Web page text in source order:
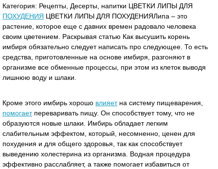
Категория: Рецепты, Десерты, напитки ЦВЕТКИ ЛИПЫ ДЛЯ
ПОХУДЕНИЯ ЦВЕТКИ ЛИПЫ ДЛЯ ПОХУДЕНИЯЛипа – это
растение, которое еще с давних времен радовало человека
своим цветением. Раскрывая статью Как высушить корень
имбиря обязательно следует написать про следующее. То есть
средства, приготовленные на основе имбиря, разгоняют в
организме все обменные процессы, при этом из клеток выводя
лишнюю воду и шлаки.
Кроме этого имбирь хорошо влияетна систему пищеварения,
помогаетпереваривать пищу. Он способствует тому, что не
образуются новые шлаки. Имбирь обладает легким
слабительным эффектом, который, несомненно, ценен для
похудения и для общего здоровья, так как способствует
выведению холестерина из организма. Водная процедура
эффективно расслабляет, а также помогает избавиться от